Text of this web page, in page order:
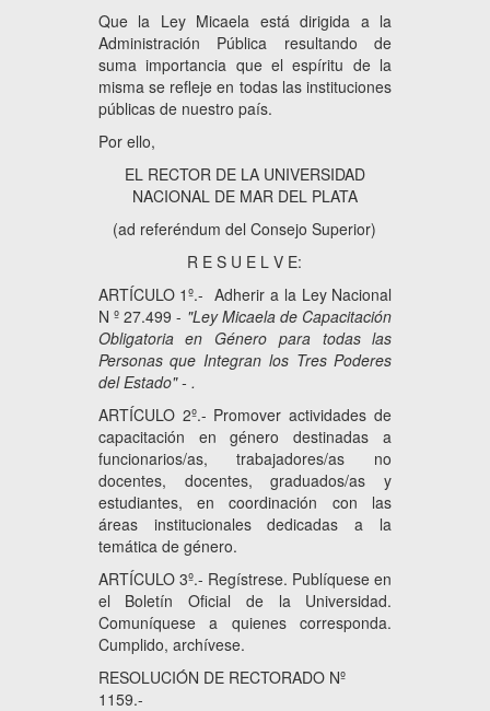
Que la Ley Micaela está dirigida a la
Administración Pública resultando de
suma importancia que el espíritu de la
misma se refleje en todas las instituciones
públicas de nuestro país.
Por ello,
EL RECTOR DE LA UNIVERSIDAD
NACIONAL DE MAR DEL PLATA
(ad referéndum del Consejo Superior)
R E S U E L V E:
ARTÍCULO 1º.- Adherir a la Ley Nacional
N º 27.499 - "Ley Micaela de Capacitación
Obligatoria en Género para todas las
Personas que Integran los Tres Poderes
del Estado" - .
ARTÍCULO 2º.- Promover actividades de
capacitación en género destinadas a
funcionarios/as, trabajadores/as no
docentes, docentes, graduados/as y
estudiantes, en coordinación con las
áreas institucionales dedicadas a la
temática de género.
ARTÍCULO 3º.- Regístrese. Publíquese en
el Boletín Oficial de la Universidad.
Comuníquese a quienes corresponda.
Cumplido, archívese.
RESOLUCIÓN DE RECTORADO Nº
1159.-